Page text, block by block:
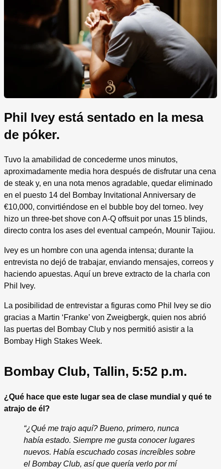
Phil Ivey está sentado en la mesa
de póker.
Tuvo la amabilidad de concederme unos minutos,
aproximadamente media hora después de disfrutar una cena
de steak y, en una nota menos agradable, quedar eliminado
en el puesto 14 del Bombay Invitational Anniversary de
€10,000, convirtiéndose en el bubble boy del torneo. Ivey
hizo un three-bet shove con A-Q offsuit por unas 15 blinds,
directo contra los ases del eventual campeón, Mounir Tajiou.
Ivey es un hombre con una agenda intensa; durante la
entrevista no dejó de trabajar, enviando mensajes, correos y
haciendo apuestas. Aquí un breve extracto de la charla con
Phil Ivey.
La posibilidad de entrevistar a figuras como Phil Ivey se dio
gracias a Martin ‘Franke’ von Zweigbergk, quien nos abrió
las puertas del Bombay Club y nos permitió asistir a la
Bombay High Stakes Week.
Bombay Club, Tallin, 5:52 p.m.
¿Qué hace que este lugar sea de clase mundial y qué te
atrajo de él?
“¿Qué me trajo aquí? Bueno, primero, nunca
había estado. Siempre me gusta conocer lugares
nuevos. Había escuchado cosas increíbles sobre
el Bombay Club, así que quería verlo por mí